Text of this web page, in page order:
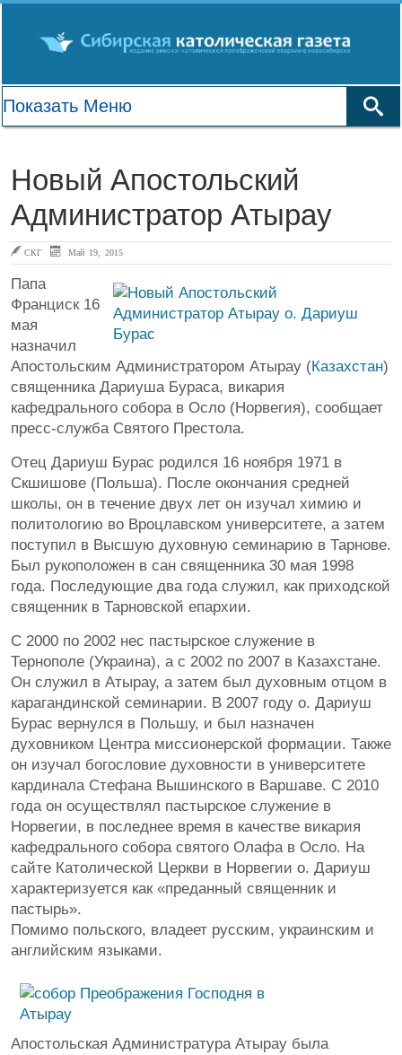
Новый Апостольский
Администратор Атырау
СКГ Май 19, 2015
Папа
Франциск 16
мая
назначил
Апостольским Администратором Атырау (Казахстан)
священника Дариуша Бураса, викария
кафедрального собора в Осло (Норвегия), сообщает
пресс-служба Святого Престола.
Отец Дариуш Бурас родился 16 ноября 1971 в
Скшишове (Польша). После окончания средней
школы, он в течение двух лет он изучал химию и
политологию во Вроцлавском университете, а затем
поступил в Высшую духовную семинарию в Тарнове.
Был рукоположен в сан священника 30 мая 1998
года. Последующие два года служил, как приходской
священник в Тарновской епархии.
С 2000 по 2002 нес пастырское служение в
Тернополе (Украина), а с 2002 по 2007 в Казахстане.
Он служил в Атырау, а затем был духовным отцом в
карагандинской семинарии. В 2007 году о. Дариуш
Бурас вернулся в Польшу, и был назначен
духовником Центра миссионерской формации. Также
он изучал богословие духовности в университете
кардинала Стефана Вышинского в Варшаве. С 2010
года он осуществлял пастырское служение в
Норвегии, в последнее время в качестве викария
кафедрального собора святого Олафа в Осло. На
сайте Католической Церкви в Норвегии о. Дариуш
характеризуется как «преданный священник и
пастырь».
Помимо польского, владеет русским, украинским и
английским языками.
Апостольская Администратура Атырау была